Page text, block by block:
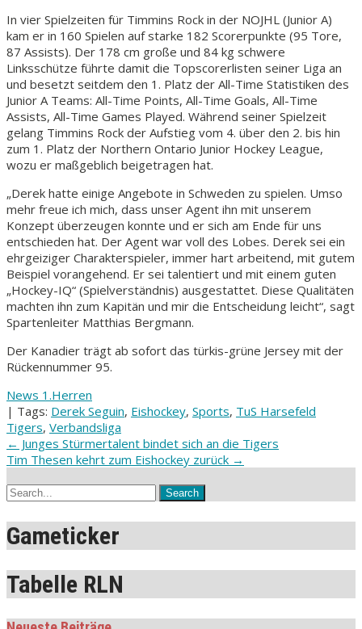
In vier Spielzeiten für Timmins Rock in der NOJHL (Junior A)
kam er in 160 Spielen auf starke 182 Scorerpunkte (95 Tore,
87 Assists). Der 178 cm große und 84 kg schwere
Linksschütze führte damit die Topscorerlisten seiner Liga an
und besetzt seitdem den 1. Platz der All-Time Statistiken des
Junior A Teams: All-Time Points, All-Time Goals, All-Time
Assists, All-Time Games Played. Während seiner Spielzeit
gelang Timmins Rock der Aufstieg vom 4. über den 2. bis hin
zum 1. Platz der Northern Ontario Junior Hockey League,
wozu er maßgeblich beigetragen hat.
„Derek hatte einige Angebote in Schweden zu spielen. Umso
mehr freue ich mich, dass unser Agent ihn mit unserem
Konzept überzeugen konnte und er sich am Ende für uns
entschieden hat. Der Agent war voll des Lobes. Derek sei ein
ehrgeiziger Charakterspieler, immer hart arbeitend, mit gutem
Beispiel vorangehend. Er sei talentiert und mit einem guten
„Hockey-IQ“ (Spielverständnis) ausgestattet. Diese Qualitäten
machten ihn zum Kapitän und mir die Entscheidung leicht“, sagt
Spartenleiter Matthias Bergmann.
Der Kanadier trägt ab sofort das türkis-grüne Jersey mit der
Rückennummer 95.
News 1.Herren
| Tags: Derek Seguin, Eishockey, Sports, TuS Harsefeld
Tigers, Verbandsliga
Post
navigation
← Junges Stürmertalent bindet sich an die Tigers
Tim Thesen kehrt zum Eishockey zurück →
Gameticker
Tabelle RLN